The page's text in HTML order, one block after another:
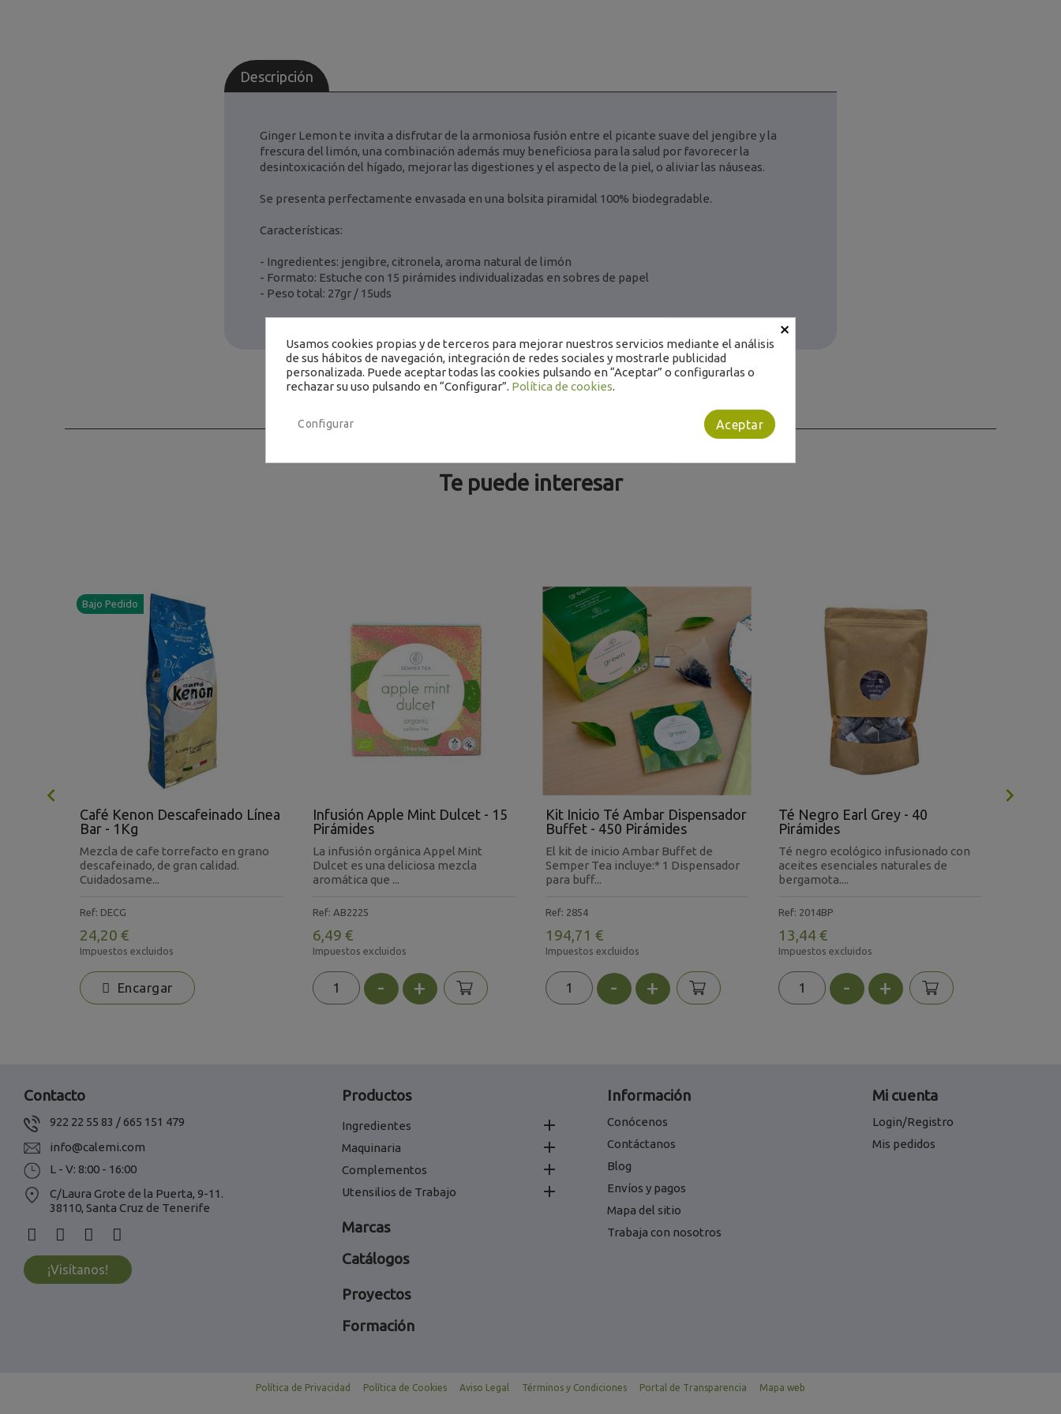
Descripción
Ginger Lemon te invita a disfrutar de la armoniosa fusión entre el picante suave del jengibre y la
frescura del limón, una combinación además muy beneficiosa para la salud por favorecer la
desintoxicación del hígado, mejorar las digestiones y el aspecto de la piel, o aliviar las náuseas.
Se presenta perfectamente envasada en una bolsita piramidal 100% biodegradable.
Características:
- Ingredientes: jengibre, citronela, aroma natural de limón
- Formato: Estuche con 15 pirámides individualizadas en sobres de papel
- Peso total: 27gr / 15uds
Te puede interesar

Café Kenon Descafeinado Línea
Bar - 1Kg
Mezcla de cafe torrefacto en grano
descafeinado, de gran calidad.
Cuidadosame...
Ref: DECG
24,20 €
Impuestos excluidos
Encargar
Bajo Pedido
Infusión Apple Mint Dulcet - 15
Pirámides
La infusión orgánica Appel Mint
Dulcet es una deliciosa mezcla
aromática que ...
Ref: AB2225
6,49 €
Impuestos excluidos
- +
Kit Inicio Té Ambar Dispensador
Buffet - 450 Pirámides
El kit de inicio Ambar Buffet de
Semper Tea incluye:* 1 Dispensador
para buff...
Ref: 2854
194,71 €
Impuestos excluidos
- +
Té Negro Earl Grey - 40
Pirámides
Té negro ecológico infusionado con
aceites esenciales naturales de
bergamota....
Ref: 2014BP
13,44 €
Impuestos excluidos
- +

Contacto
922 22 55 83 / 665 151 479
info@calemi.com
L - V: 8:00 - 16:00
C/Laura Grote de la Puerta, 9-11.
38110, Santa Cruz de Tenerife
¡Visítanos!
Productos
Ingredientes 
Maquinaria 
Complementos 
Utensilios de Trabajo 
Marcas
Catálogos
Proyectos
Formación
Información
Conócenos
Contáctanos
Blog
Envíos y pagos
Mapa del sitio
Trabaja con nosotros
Mi cuenta
Login/Registro
Mis pedidos
Política de Privacidad Política de Cookies Aviso Legal Términos y Condiciones Portal de Transparencia Mapa web
×
Usamos cookies propias y de terceros para mejorar nuestros servicios mediante el análisis
de sus hábitos de navegación, integración de redes sociales y mostrarle publicidad
personalizada. Puede aceptar todas las cookies pulsando en “Aceptar” o configurarlas o
rechazar su uso pulsando en “Configurar”. Política de cookies.
Aceptar
Configurar